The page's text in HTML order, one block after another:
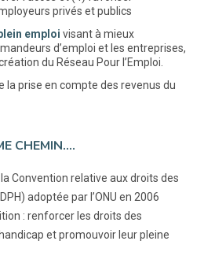
privés et publics
emploi visant à mieux
d’emploi et les entreprises,
du Réseau Pour l’Emploi.
la prise en compte des revenus du
CHEMIN....
Convention relative aux droits des
adoptée par l’ONU en 2006
: renforcer les droits des
et promouvoir leur pleine